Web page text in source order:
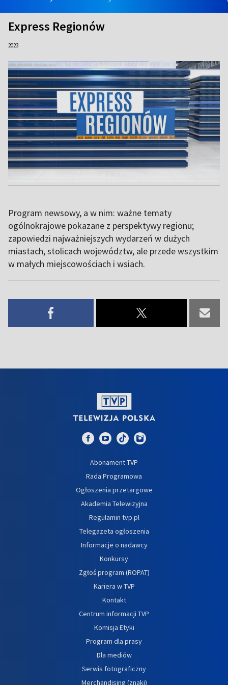
Express Regionów
2023
Program newsowy, a w nim: ważne tematy
ogólnokrajowe pokazane z perspektywy regionu;
zapowiedzi najważniejszych wydarzeń w dużych
miastach, stolicach województw, ale przede wszystkim
w małych miejscowościach i wsiach.
Abonament TVP
Rada Programowa
Ogłoszenia przetargowe
Akademia Telewizyjna
Regulamin tvp.pl
Telegazeta ogłoszenia
Informacje o nadawcy
Konkursy
Zgłoś program (ROPAT)
Kariera w TVP
Kontakt
Centrum informacji TVP
Komisja Etyki
Program dla prasy
Dla mediów
Serwis fotograficzny
Merchandising (znaki)